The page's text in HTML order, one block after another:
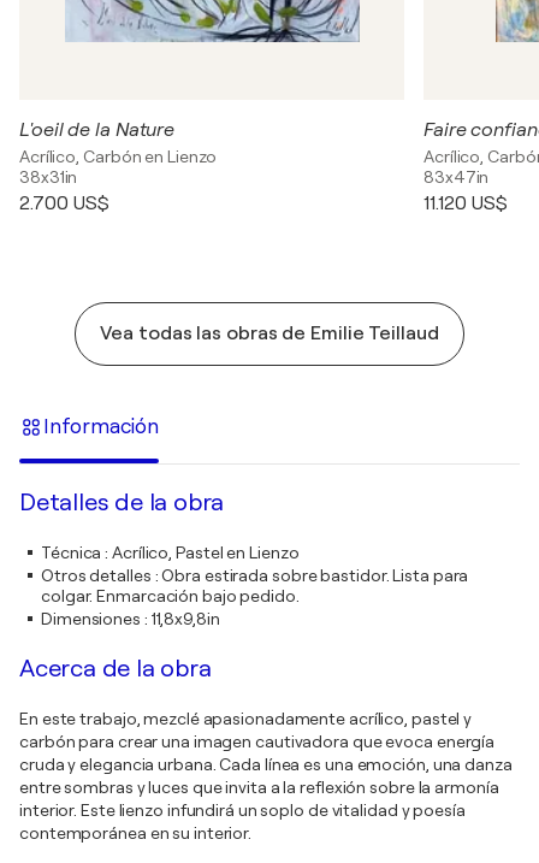
L'oeil de la Nature
Acrílico, Carbón en Lienzo
38x31in
2.700 US$
Faire
Acrílico,
83x47in
11.120 US$
Vea todas las obras de Emilie Teillaud
Información
Detalles de la obra
Técnica :Acrílico, Pastel en Lienzo
Otros detalles :Obra estirada sobre bastidor. Lista para
colgar. Enmarcación bajo pedido.
Dimensiones : 11,8x9,8in
Acerca de la obra
En este trabajo, mezclé apasionadamente acrílico, pastel y
carbón para crear una imagen cautivadora que evoca energía
cruda y elegancia urbana. Cada línea es una emoción, una danza
entre sombras y luces que invita a la reflexión sobre la armonía
interior. Este lienzo infundirá un soplo de vitalidad y poesía
contemporánea en su interior.